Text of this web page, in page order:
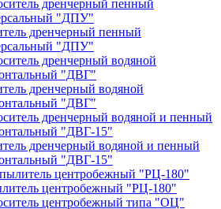
дренчерный пенный
"ДПУ"
дренчерный водяной
"ДВГ"
дренчерный водяной и пенный
"ДВГ-15"
центробежный "РЦ-180"